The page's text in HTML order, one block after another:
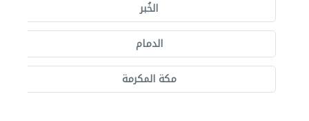
الخُبر
الدمام
مكة المكرمة